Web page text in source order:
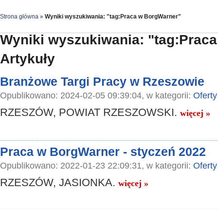
Strona główna » Wyniki wyszukiwania: "tag:Praca w BorgWarner"
Wyniki wyszukiwania:
Artykuły
Branżowe Targi Pracy w Rzeszowie
Opublikowano: 2024-02-05 09:39:04, w kategorii:
RZESZÓW, POWIAT RZESZOWSKI. więcej »
Praca w BorgWarner - styczeń 2022
Opublikowano: 2022-01-23 22:09:31, w kategorii:
RZESZÓW, JASIONKA. więcej »